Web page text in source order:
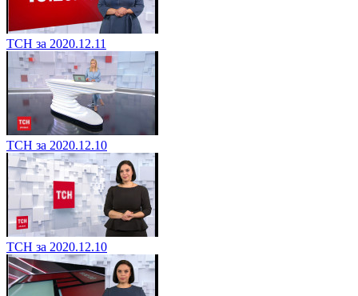
ТСН за 2020.12.11
ТСН за 2020.12.10
ТСН за 2020.12.10